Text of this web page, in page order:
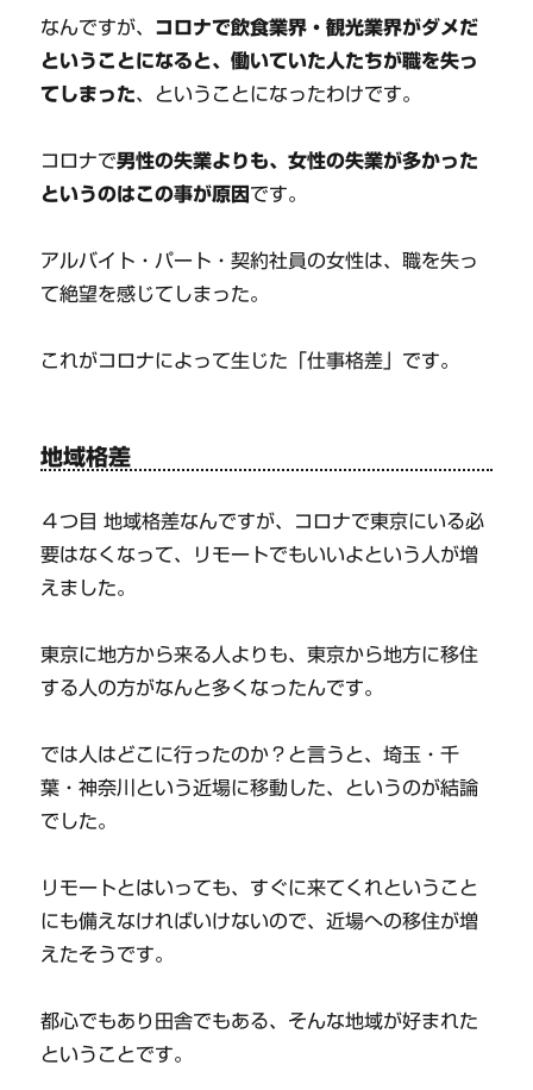
なんですが、 コロナで飲食業界・観光業界がダメだ
ということになると、働いていた人たちが職を失っ
てしまった、ということになったわけです。
コロナで男性の失業よりも、女性の失業が多かった
というのはこの事が原因 です。
アルバイト・パート・契約社員の女性は、職を失っ
て絶望を感じてしまった。
これがコロナによって生じた「仕事格差」です。
地域格差
４つ目 地域格差なんですが、コロナで東京にいる必
要はなくなって、リモートでもいいよという人が増
えました。
東京に地方から来る人よりも、東京から地方に移住
する人の方がなんと多くなったんです。
では人はどこに行ったのか？と言うと、埼玉・千
葉・神奈川という近場に移動した、というのが結論
でした。
リモートとはいっても、すぐに来てくれということ
にも備えなければいけないので、近場への移住が増
えたそうです。
都心でもあり田舎でもある、そんな地域が好まれた
ということです。